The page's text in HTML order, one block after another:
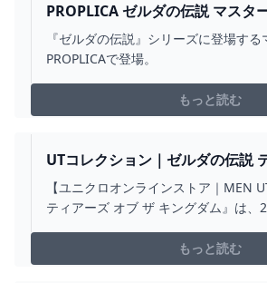
PROPLICA ゼルダの伝説 マスターソー
ブ
『ゼルダの伝説』シリーズに登場す
PROPLICAで登場。
もっと読む
UTコレクション｜ゼルダの伝説
ザ キングダム｜MEN（メンズ）
【ユニクロオンラインストア｜MEN
ティアーズ オブ ザ キングダム』は、
の壮大な世界観や個性あふれるキャラ
シーンやセリフをＴシャツとして表現
もっと読む